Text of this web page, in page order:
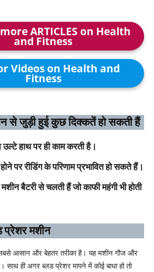
ARTICLES on Health
and Fitness
Videos on Health and
Fitness
से जुड़ी हुई कुछ दिक्कतें हो सकती हैं
हाथ पर ही काम करती है।
पर रीडिंग के परिणाम प्रभावित हो सकते हैं।
बैटरी से चलती हैं जो काफी महंगी भी होती
प्रेशर मशीन
आसान और बेहतर तरीका है। यह मशीन गौज और
ही अगर ब्लड प्रेशर मापने में कोई बाधा हो तो